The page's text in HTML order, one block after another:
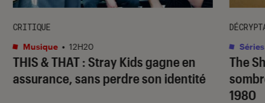
THIS & THAT: Stray Kids gagne en
assurance, sans perdre son identité
CRITIQUE
Musique • 12H20
The
1980
Séries